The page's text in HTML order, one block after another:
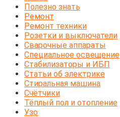
Полезно знать
Ремонт
Ремонт техники
Розетки и выключатели
Сварочные аппараты
Специальное освещение
Стабилизаторы и ИБП
Статьи об электрике
Стиральная машина
Счётчики
Тёплый пол и отопление
Узо